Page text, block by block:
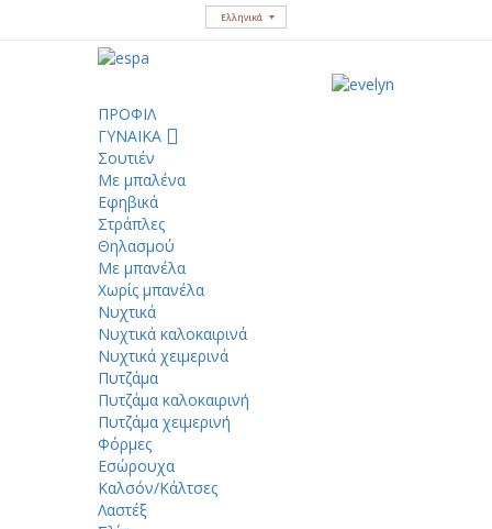
Ελληνικά
ΠΡΟΦΙΛ
ΓΥΝΑΙΚΑ
Σουτιέν
Με μπαλένα
Εφηβικά
Στράπλες
Θηλασμού
Με μπανέλα
Χωρίς μπανέλα
Νυχτικά
Νυχτικά καλοκαιρινά
Νυχτικά χειμερινά
Πυτζάμα
Πυτζάμα καλοκαιρινή
Πυτζάμα χειμερινή
Φόρμες
Εσώρουχα
Καλσόν/Κάλτσες
Λαστέξ